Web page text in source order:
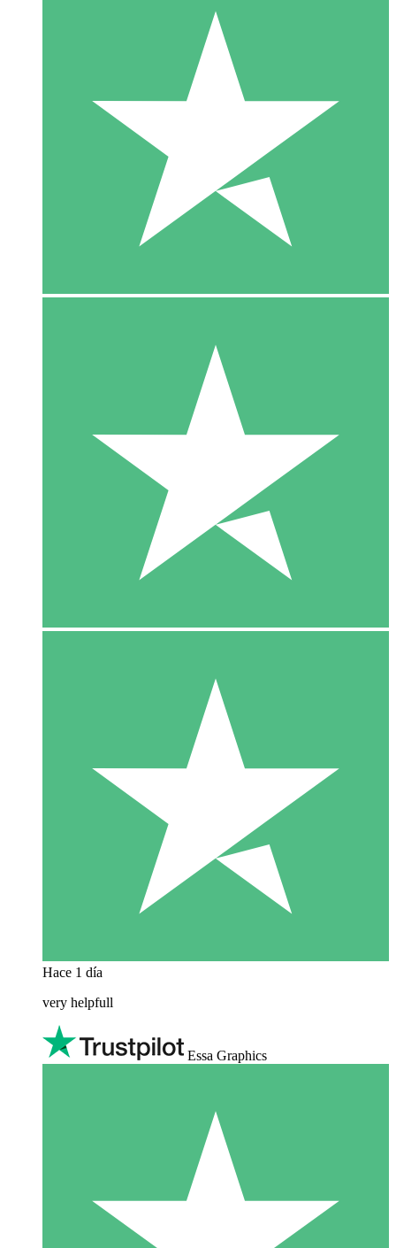
Hace 1 día
very helpfull
Essa Graphics